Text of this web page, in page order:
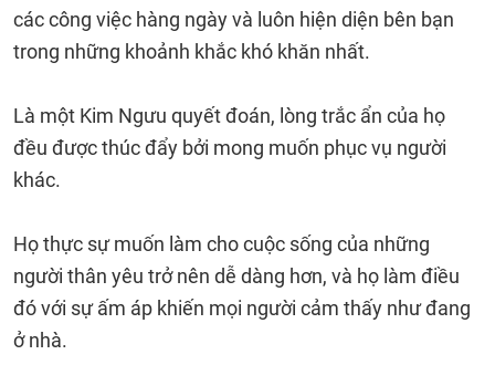
các công việc hàng ngày và luôn hiện diện bên bạn
trong những khoảnh khắc khó khăn nhất.
Là một Kim Ngưu quyết đoán, lòng trắc ẩn của họ
đều được thúc đẩy bởi mong muốn phục vụ người
khác.
Họ thực sự muốn làm cho cuộc sống của những
người thân yêu trở nên dễ dàng hơn, và họ làm điều
đó với sự ấm áp khiến mọi người cảm thấy như đang
ở nhà.